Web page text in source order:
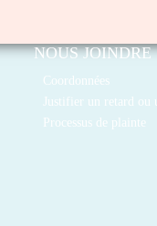
NOUS JOINDRE
Coordonnées
Justifier un retard ou
Processus de plainte